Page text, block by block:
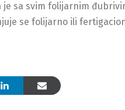
je sa svim folijarnim
se folijarno ili